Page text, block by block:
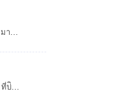
สวัสดี.... น้าๆ ป้าๆ และเพื่อนๆชาว SFC ทุกๆท่าน ครับวันนี้ มีทริป Fly มาฝากเป็นอีกทริปที่สนุกมากทริปหนึ่ง ลองตามไปชมกันดูครับ :smile: ...
สวัสดี.... น้าๆ ป้าๆ และเพื่อนๆชาว SFC ทุกๆท่าน หลังจากฝึกแบบ Fly ที่บ่ิอ เจเจ พอจะจับจังหวะการส่งส่าย ได้้บ้างแล้ว ก็เริ่มมองหาสถานที่ฝึกซ้อมใหม่อีก ...